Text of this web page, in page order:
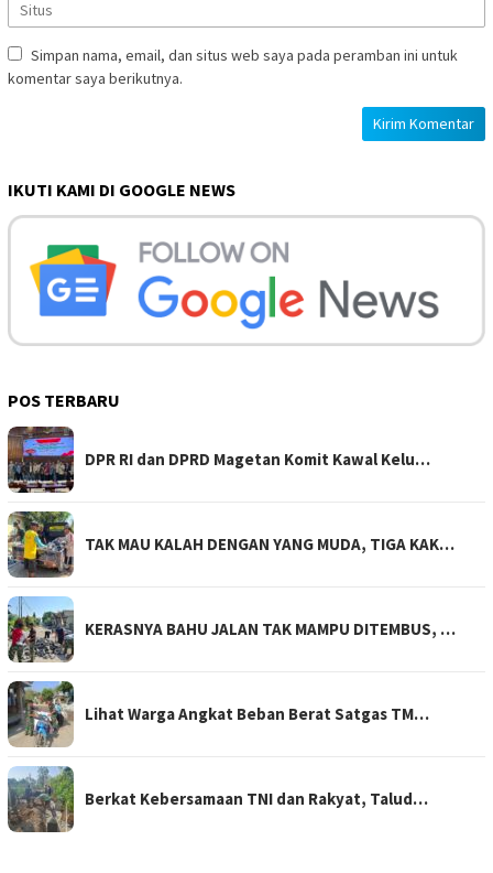
Simpan nama, email, dan situs web saya pada peramban ini untuk
komentar saya berikutnya.
IKUTI KAMI DI GOOGLE NEWS
POS TERBARU
DPR RI dan DPRD Magetan Komit Kawal Kelu…
TAK MAU KALAH DENGAN YANG MUDA, TIGA KAK…
KERASNYA BAHU JALAN TAK MAMPU DITEMBUS, …
Lihat Warga Angkat Beban Berat Satgas TM…
Berkat Kebersamaan TNI dan Rakyat, Talud…